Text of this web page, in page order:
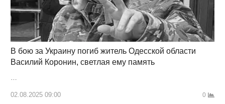
В бою за Украину погиб житель Одесской области
Василий Коронин, светлая ему память
…
02.08.2025 09:00 0